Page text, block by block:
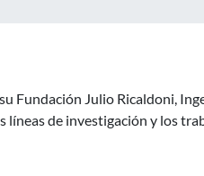
Fundación Julio Ricaldoni,
de investigación y los